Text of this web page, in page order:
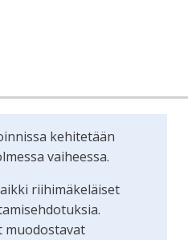
kehitetään
vaiheessa.
riihimäkeläiset
muodostavat